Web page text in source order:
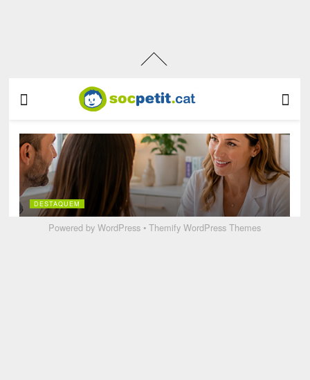
Powered byWordPress •Themify WordPress Themes